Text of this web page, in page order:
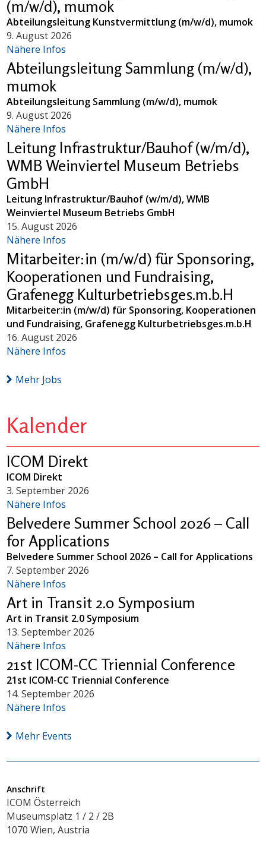
(m/w/d), mumok
Abteilungsleitung Kunstvermittlung (m/w/d), mumok
9. August 2026
Nähere Infos
Abteilungsleitung Sammlung (m/w/d),
mumok
Abteilungsleitung Sammlung (m/w/d), mumok
9. August 2026
Nähere Infos
Leitung Infrastruktur/Bauhof (w/m/d),
WMB Weinviertel Museum Betriebs
GmbH
Leitung Infrastruktur/Bauhof (w/m/d), WMB
Weinviertel Museum Betriebs GmbH
15. August 2026
Nähere Infos
Mitarbeiter:in (m/w/d) für Sponsoring,
Kooperationen und Fundraising,
Grafenegg Kulturbetriebsges.m.b.H
Mitarbeiter:in (m/w/d) für Sponsoring, Kooperationen
und Fundraising, Grafenegg Kulturbetriebsges.m.b.H
16. August 2026
Nähere Infos
Mehr Jobs
Kalender
ICOM Direkt
ICOM Direkt
3. September 2026
Nähere Infos
Belvedere Summer School 2026 – Call
for Applications
Belvedere Summer School 2026 – Call for Applications
7. September 2026
Nähere Infos
Art in Transit 2.0 Symposium
Art in Transit 2.0 Symposium
13. September 2026
Nähere Infos
21st ICOM-CC Triennial Conference
21st ICOM-CC Triennial Conference
14. September 2026
Nähere Infos
Mehr Events
Anschrift
ICOM Österreich
Museumsplatz 1 / 2 / 2B
1070 Wien, Austria